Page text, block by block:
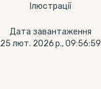
Ілюстрації
Дата завантаження
25 лют. 2026 р., 09:56:59